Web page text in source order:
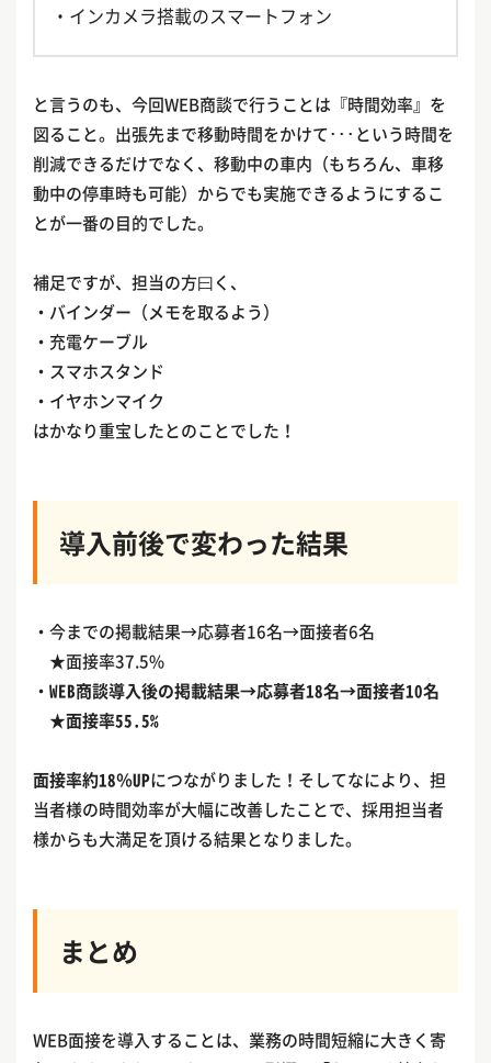
・インカメラ搭載のスマートフォン
と言うのも、今回WEB商談で行うことは『時間効率』を
図ること。出張先まで移動時間をかけて･･･という時間を
削減できるだけでなく、移動中の車内（もちろん、車移
動中の停車時も可能）からでも実施できるようにするこ
とが一番の目的でした。
補足ですが、担当の方曰く、
・バインダー（メモを取るよう）
・充電ケーブル
・スマホスタンド
・イヤホンマイク
はかなり重宝したとのことでした！
導入前後で変わった結果
・今までの掲載結果→応募者16名→面接者6名
★面接率37.5%
・ WEB商談導入後の掲載結果→応募者18名→面接者10名
★面接率55.5%
面接率約18％UPにつながりました！そしてなにより、担
当者様の時間効率が大幅に改善したことで、採用担当者
様からも大満足を頂ける結果となりました。
まとめ
WEB面接を導入することは、業務の時間短縮に大きく寄